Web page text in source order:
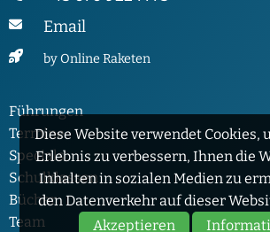
Diese Website verwendet Cookies,
Erlebnis zu verbessern, Ihnen die
Inhalten in sozialen Medien zu
den Datenverkehr auf dieser
Akzeptieren
Email
by Online Raketen
Führungen
Termine
Specials
Schulklassen
Bücher
Team